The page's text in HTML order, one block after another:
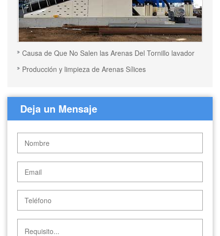
Causa de Que No Salen las Arenas Del Tornillo lavador
Producción y limpieza de Arenas Sílices
Deja un Mensaje